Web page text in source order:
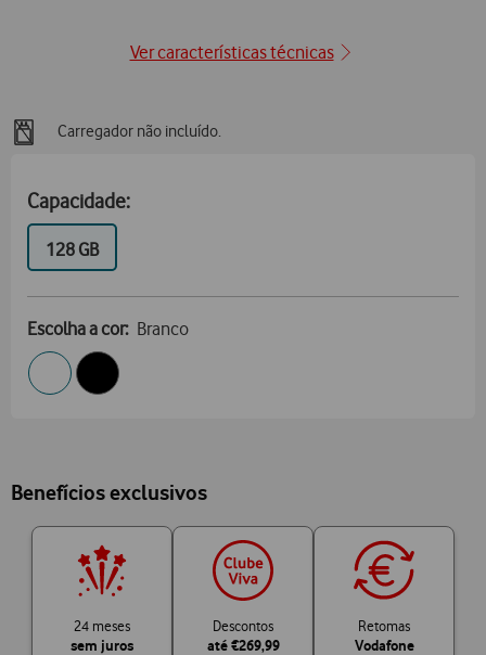
Ver características técnicas
Carregador não incluído.
Capacidade:
128 GBGB
Escolha a cor: Branco
Benefícios exclusivos
24 meses
sem juros
Descontos
até €269,99
Retomas
Vodafone